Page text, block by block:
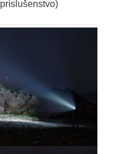
príslušenstvo)